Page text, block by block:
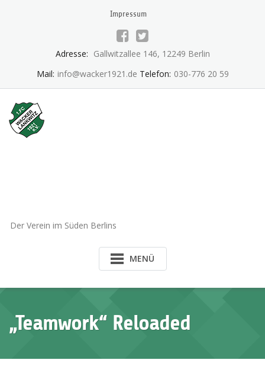
Impressum
Adresse: Gallwitzallee 146, 12249 Berlin
Mail: info@wacker1921.de Telefon: 030-776 20 59
Der Verein im Süden Berlins
MENÜ
„Teamwork“ Reloaded